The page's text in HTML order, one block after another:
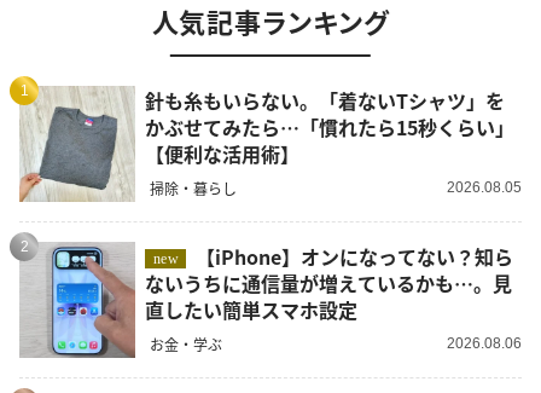
人気記事ランキング
1
針も糸もいらない。「着ないTシャツ」を
かぶせてみたら…「慣れたら15秒くらい」
【便利な活用術】
掃除・暮らし 2026.08.05
2
new
ないうちに通信量が増えているかも…。見
直したい簡単スマホ設定
お金・学ぶ 2026.08.06